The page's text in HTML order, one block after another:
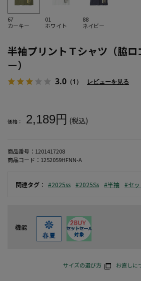
67
カーキー
01
ホワイト
88
ネイビー
半袖プリントＴシャツ（脇ロ
ー）
3.0 （1） レビューを見る
価格： 2,189円 (税込)
商品番号： 1201417208
商品コード： 1252059HFNN-A
関連タグ ： #2025ss #2025Ss #半袖 #セ
機能
サイズの選び方 お直しに